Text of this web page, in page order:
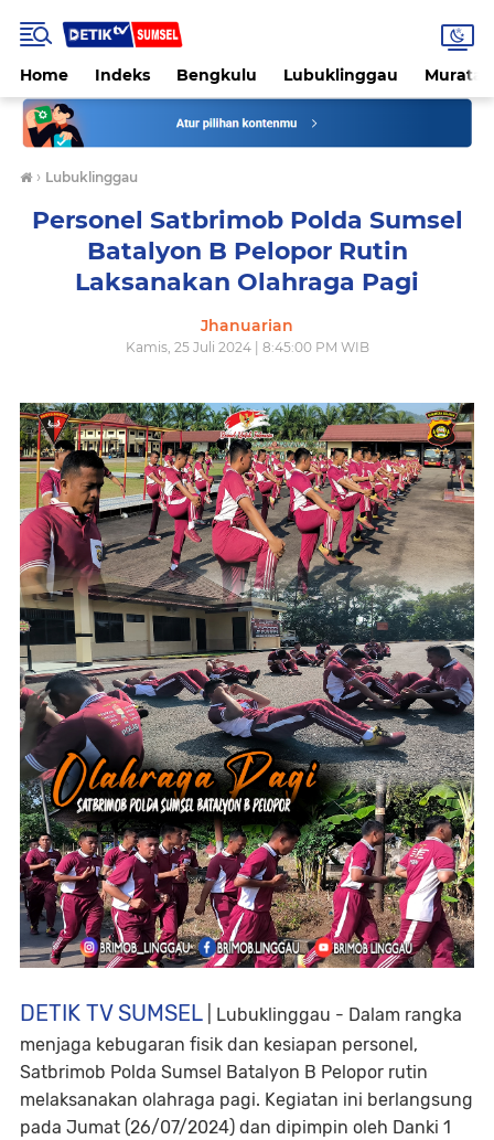
Home Indeks Bengkulu Lubuklinggau
› Lubuklinggau
Personel Satbrimob Polda Sumsel
Batalyon B Pelopor Rutin
Laksanakan Olahraga Pagi
Jhanuarian
Kamis, 25 Juli 2024 | 8:45:00 PM WIB
DETIK TV SUMSEL | Lubuklinggau - Dalam rangka
menjaga kebugaran fisik dan kesiapan personel,
Satbrimob Polda Sumsel Batalyon B Pelopor rutin
melaksanakan olahraga pagi. Kegiatan ini berlangsung
pada Jumat (26/07/2024) dan dipimpin oleh Danki 1